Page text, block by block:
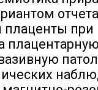
плаценты при